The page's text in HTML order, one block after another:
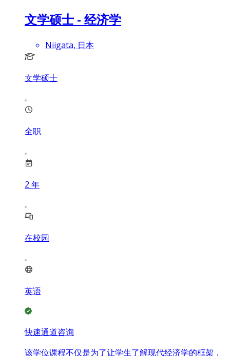
文学硕士 - 经济学
Niigata, 日本
文学硕士
全职
2 年
在校园
英语
快速通道咨询
该学位课程不仅是为了让学生了解现代经济学的框架，